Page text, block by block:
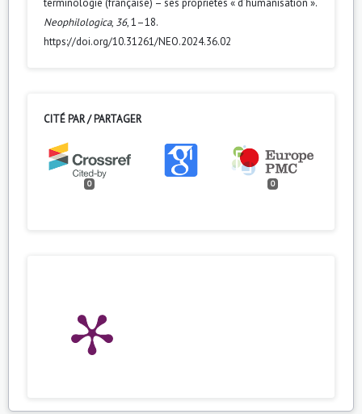
terminologie (française) – ses propriétés « d’humanisation ».
Neophilologica, 36, 1–18.
https://doi.org/10.31261/NEO.2024.36.02
CITÉ PAR / PARTAGER
0 0